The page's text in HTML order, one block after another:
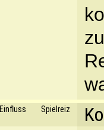
Einfluss Spielreiz